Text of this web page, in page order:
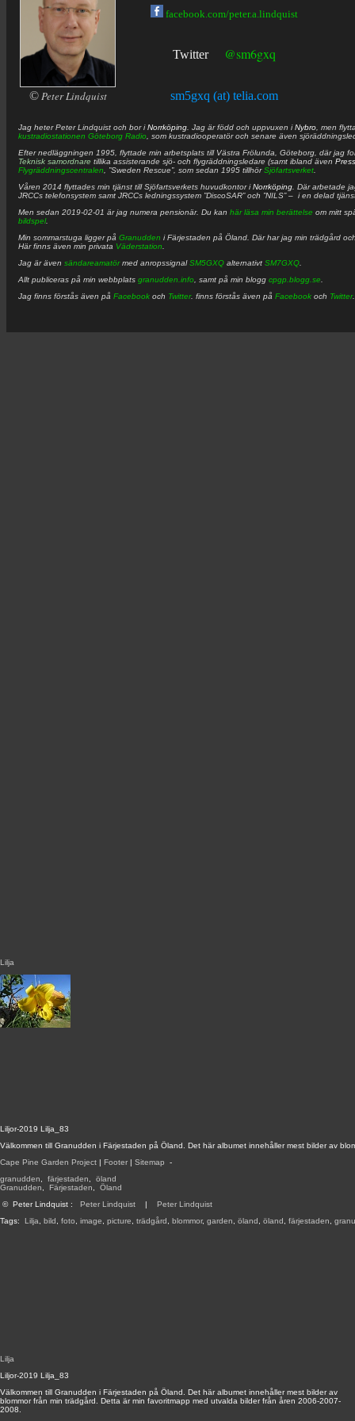
Liljor-2019 Lilja_83
Välkommen till Granudden i Färjestaden på Öland. Det här albumet innehåller mest bilder av
Cape Pine Garden Project | Footer | Sitemap -
granudden
färjestaden
öland
Granudden
Färjestaden
Öland
© Peter Lindquist : Peter Lindquist | Peter Lindquist
Tags: Lilja bild foto image picture trädgård blommor, garden öland öland färjestaden
Lilja
Lilja
Liljor-2019 Lilja_83
Välkommen till Granudden i Färjestaden på Öland. Det här albumet innehåller mest bilder av
blommor från min trädgård. Detta är min favoritmapp med utvalda bilder från åren 2006-2007-
2008.
© Peter Lindquist
facebook.com/peter.a.lindquist
Twitter @sm6gxq
sm5gxq (at) telia.com
Jag heterPeter Lindquist och bor iNorrköping . Jag är född och uppvuxen iNybro , men
kustradiostationen Göteborg Radio , som kustradiooperatör och senare även
Efter nedläggningen 1995, flyttade min arbetsplats till Västra Frölunda, Göteborg, där jag
Teknisk samordnare tillika assisterande sjö- och flygräddningsledare (samt ibland även
Flygräddningscentralen , ”Sweden Rescue”, som sedan 1995 tillhörSjöfartsverket
Våren 2014 flyttades min tjänst till Sjöfartsverkets huvudkontor iNorrköping . Där arbetade
JRCCs telefonsystem samt JRCCs ledningssystem ”DiscoSAR” och ”NILS” – i en delad
Men sedan 2019-02-01 är jag numera pensionär. Du kan här läsa min berättelse om mitt
bildspel.
Min sommarstuga ligger på Granudden i Färjestaden på Öland. Där har jag min trädgård
Här finns även min privata Väderstation
Jag är även sändareamatörmed anropssignalSM5GXQ alternativt SM7GXQ
Allt publiceras på min webbplats granudden.info , samt på min blogg cpgp.blogg.se
Jag finns förstås även på Facebook och Twitter. finns förstås även på Facebook och Twitter.